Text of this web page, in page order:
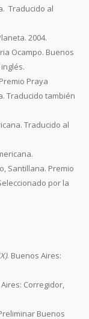
Traducido al
2004.
Ocampo. Buenos
Praya
Traducido también
Traducido al
Santillana. Premio
por la
. Buenos Aires:
Corregidor,
Buenos